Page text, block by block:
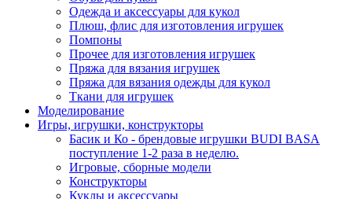
Одежда и аксессуары для кукол
Плюш, флис для изготовления игрушек
Помпоны
Прочее для изготовления игрушек
Пряжа для вязания игрушек
Пряжа для вязания одежды для кукол
Ткани для игрушек
Моделирование
Игры, игрушки, конструкторы
Басик и Ко - брендовые игрушки BUDI BASA
поступление 1-2 раза в неделю.
Игровые, сборные модели
Конструкторы
Куклы и аксессуары